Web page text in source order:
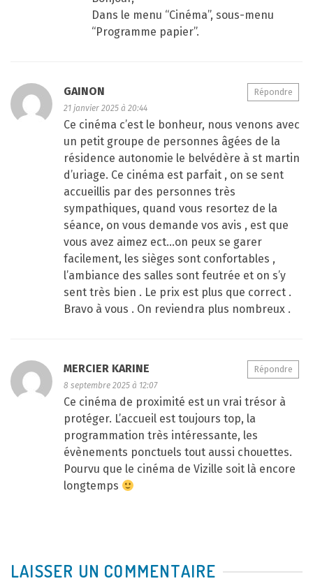
Dans le menu “Cinéma”, sous-menu
“Programme papier”.
GAINON
21 janvier 2025 à 20:44
Ce cinéma c’est le bonheur, nous venons avec
un petit groupe de personnes âgées de la
résidence autonomie le belvédère à st martin
d’uriage. Ce cinéma est parfait , on se sent
accueillis par des personnes très
sympathiques, quand vous resortez de la
séance, on vous demande vos avis , est que
vous avez aimez ect…on peux se garer
facilement, les sièges sont confortables ,
l’ambiance des salles sont feutrée et on s’y
sent très bien . Le prix est plus que correct .
Bravo à vous . On reviendra plus nombreux .
Répondre
MERCIER KARINE
8 septembre 2025 à 12:07
Ce cinéma de proximité est un vrai trésor à
protéger. L’accueil est toujours top, la
programmation très intéressante, les
évènements ponctuels tout aussi chouettes.
Pourvu que le cinéma de Vizille soit là encore
longtemps
Répondre
LAISSER UN COMMENTAIRE